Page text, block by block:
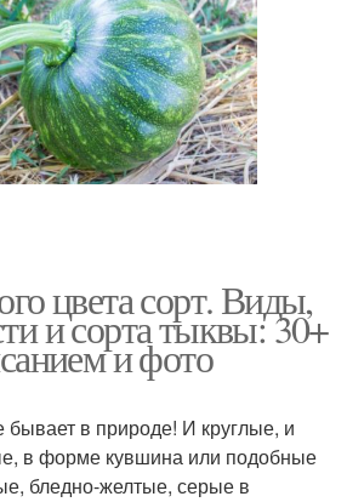
цвета сорт. Виды,
и сорта тыквы: 30+
и фото
бывает в природе! И круглые, и
в форме кувшина или подобные
бледно-желтые, серые в